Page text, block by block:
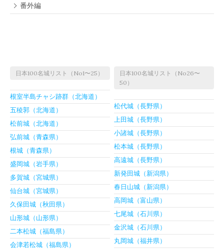
番外編
日本100名城リスト（No1〜25）
根室半島チャシ跡群（北海道）
五稜郭（北海道）
松前城（北海道）
弘前城（青森県）
根城（青森県）
盛岡城（岩手県）
多賀城（宮城県）
仙台城（宮城県）
久保田城（秋田県）
山形城（山形県）
二本松城（福島県）
会津若松城（福島県）
日本100名城リスト（No26〜
50）
松代城（長野県）
上田城（長野県）
小諸城（長野県）
松本城（長野県）
高遠城（長野県）
新発田城（新潟県）
春日山城（新潟県）
高岡城（富山県）
七尾城（石川県）
金沢城（石川県）
丸岡城（福井県）